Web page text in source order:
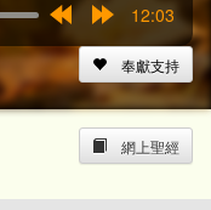
Rewind
15s
15s
12:03
奉獻支持
網上聖經